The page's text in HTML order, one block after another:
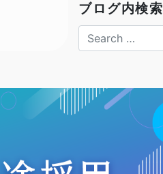
ブログ内検索
Search